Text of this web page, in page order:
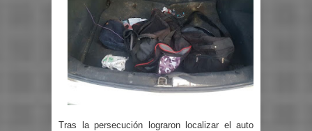
Tras la persecución lograron localizar el auto